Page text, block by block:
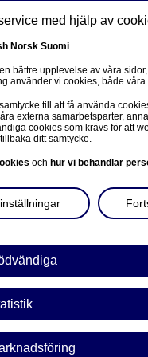
Om oss
med hjälp av
Norsk Suomi
bättre upplevelse av våra
använder vi cookies, både
till att få använda
externa samarbetsparter,
cookies som krävs för att
ditt samtycke.
och hur vi behandlar